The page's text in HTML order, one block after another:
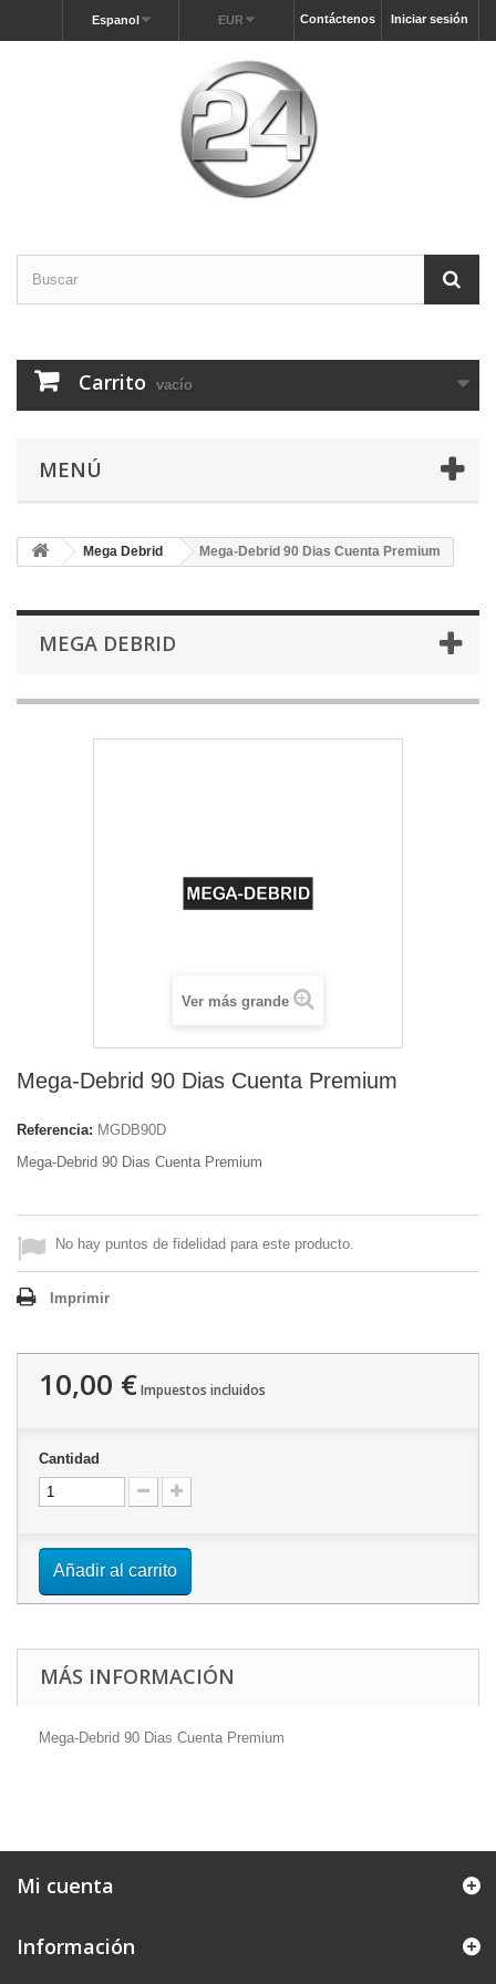
Iniciar sesión
Contáctenos
EUR
Espanol
Carrito vacío
MENÚ
Mega Debrid Mega-Debrid 90 Dias Cuenta Premium
MEGA DEBRID
Ver más grande
Mega-Debrid 90 Dias Cuenta Premium
Referencia: MGDB90D
Mega-Debrid 90 Dias Cuenta Premium
No hay puntos de fidelidad para este producto.
Imprimir
10,00 €Impuestos incluidos
Cantidad
Añadir al carrito
MÁS INFORMACIÓN
Mega-Debrid 90 Dias Cuenta Premium
Mi cuenta
Información